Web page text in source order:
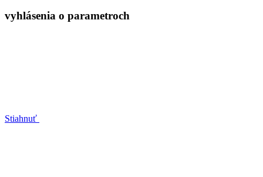
vyhlásenia o parametroch
Stiahnuť